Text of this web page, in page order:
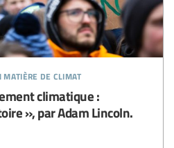
de climat
climatique :
», par Adam Lincoln.